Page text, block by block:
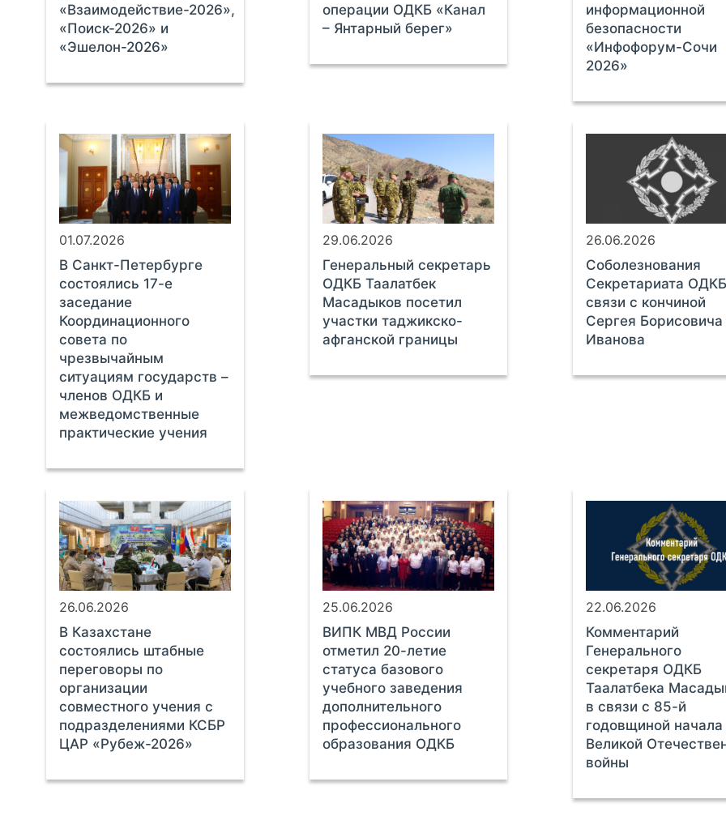
«Взаимодействие-2026»,
«Поиск-2026» и
«Эшелон-2026»
операции ОДКБ «Канал
– Янтарный берег»
информационной
безопасности
«Инфофорум-Сочи
2026»
01.07.2026
В Санкт-Петербурге
состоялись 17-е
заседание
Координационного
совета по
чрезвычайным
ситуациям государств –
членов ОДКБ и
межведомственные
практические учения
29.06.2026
Генеральный секретарь
ОДКБ Таалатбек
Масадыков посетил
участки таджикско-
афганской границы
26.06.2026
Соболезнования
Секретариата
связи с кончиной
Сергея Борисовича
Иванова
26.06.2026
В Казахстане
состоялись штабные
переговоры по
организации
совместного учения с
подразделениями КСБР
ЦАР «Рубеж-2026»
25.06.2026
ВИПК МВД России
отметил 20-летие
статуса базового
учебного заведения
дополнительного
профессионального
образования ОДКБ
22.06.2026
Комментарий
Генерального
секретаря ОДКБ
Таалатбека
в связи с 85-й
годовщиной начала
Великой
войны